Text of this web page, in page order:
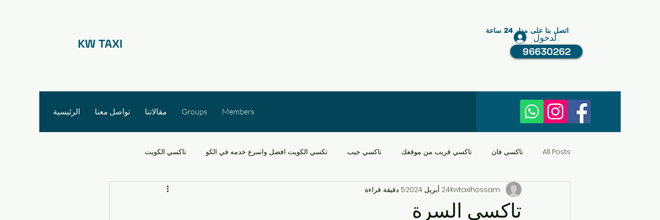
KW TAXI
اتصل بنا على مدار 24 ساعة
96630262
تسجيل الدخول
الرئيسية تواصل معنا مقالاتنا Groups Members
All Posts تاكسي فان تاكسي قريب من موقعك تاكسي جيب تكسي الكويت افضل واسرع خدمه في الكو تاكسي الكويت
النقل في الكويت عبد الله مبارك خدمات النقل في الكويت
تاكسي السرة
kwtaxihossam24 أبريل 2024 5 دقيقة قراءة